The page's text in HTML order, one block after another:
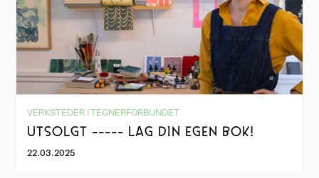
VERKSTEDER I TEGNERFORBUNDET
UTSOLGT ----- LAG DIN EGEN BOK!
22.03.2025